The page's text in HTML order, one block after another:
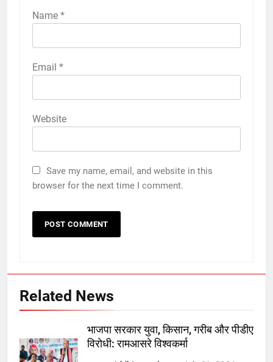
Name *
Email *
Website
Save my name, email, and website in this
browser for the next time I comment.
Related News
भाजपा सरकार युवा, किसान, गरीब और पीडीए
विरोधी: रामआसरे विश्वकर्मा